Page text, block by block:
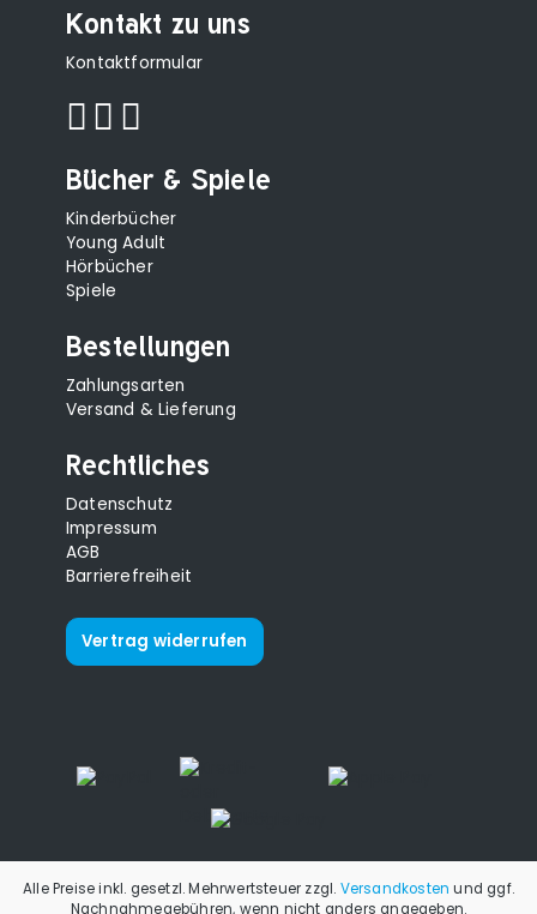
Kontakt zu uns
Kontaktformular
Bücher & Spiele
Kinderbücher
Young Adult
Hörbücher
Spiele
Bestellungen
Zahlungsarten
Versand & Lieferung
Rechtliches
Datenschutz
Impressum
AGB
Barrierefreiheit
Vertrag widerrufen
Alle Preise inkl. gesetzl. Mehrwertsteuer zzgl. Versandkosten und ggf.
Nachnahmegebühren, wenn nicht anders angegeben.